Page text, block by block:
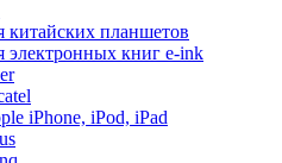
китайских планшетов
электронных книг e-ink
iPhone, iPod, iPad